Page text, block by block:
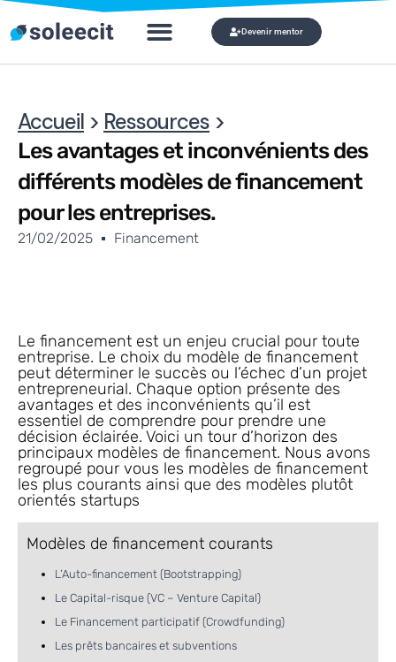
Devenir mentor
Accueil > Ressources >
Les avantages et inconvénients des
différents modèles de financement
pour les entreprises.
21/02/2025 Financement
Le financement est un enjeu crucial pour toute
entreprise. Le choix du modèle de financement
peut déterminer le succès ou l’échec d’un projet
entrepreneurial. Chaque option présente des
avantages et des inconvénients qu’il est
essentiel de comprendre pour prendre une
décision éclairée. Voici un tour d’horizon des
principaux modèles de financement. Nous avons
regroupé pour vous les modèles de financement
les plus courants ainsi que des modèles plutôt
orientés startups
Modèles de financement courants
L’Auto-financement (Bootstrapping)
Le Capital-risque (VC – Venture Capital)
Le Financement participatif (Crowdfunding)
Les prêts bancaires et subventions